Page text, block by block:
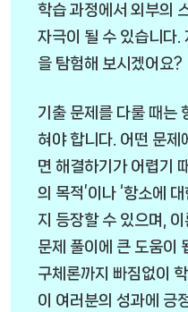
학습 과정에서 외부의
자극이 될 수 있습니다.
을 탐험해 보시겠어요?
기출 문제를 다룰 때는
혀야 합니다. 어떤 문제
면 해결하기가 어렵기
의 목적’이나 ‘항소에
지 등장할 수 있으며,
문제 풀이에 큰 도움이
구체론까지 빠짐없이
이 여러분의 성과에 긍